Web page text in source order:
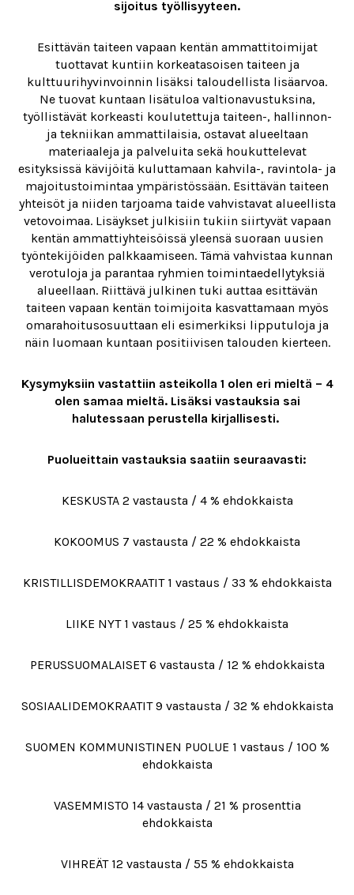
sijoitus työllisyyteen.
Esittävän taiteen vapaan kentän ammattitoimijat
tuottavat kuntiin korkeatasoisen taiteen ja
kulttuurihyvinvoinnin lisäksi taloudellista lisäarvoa.
Ne tuovat kuntaan lisätuloa valtionavustuksina,
työllistävät korkeasti koulutettuja taiteen-, hallinnon-
ja tekniikan ammattilaisia, ostavat alueeltaan
materiaaleja ja palveluita sekä houkuttelevat
esityksissä kävijöitä kuluttamaan kahvila-, ravintola- ja
majoitustoimintaa ympäristössään. Esittävän taiteen
yhteisöt ja niiden tarjoama taide vahvistavat alueellista
vetovoimaa. Lisäykset julkisiin tukiin siirtyvät vapaan
kentän ammattiyhteisöissä yleensä suoraan uusien
työntekijöiden palkkaamiseen. Tämä vahvistaa kunnan
verotuloja ja parantaa ryhmien toimintaedellytyksiä
alueellaan. Riittävä julkinen tuki auttaa esittävän
taiteen vapaan kentän toimijoita kasvattamaan myös
omarahoitusosuuttaan eli esimerkiksi lipputuloja ja
näin luomaan kuntaan positiivisen talouden kierteen.
Kysymyksiin vastattiin asteikolla 1 olen eri mieltä – 4
olen samaa mieltä. Lisäksi vastauksia sai
halutessaan perustella kirjallisesti.
Puolueittain vastauksia saatiin seuraavasti:
KESKUSTA 2 vastausta / 4 % ehdokkaista
KOKOOMUS 7 vastausta / 22 % ehdokkaista
KRISTILLISDEMOKRAATIT 1 vastaus / 33 % ehdokkaista
LIIKE NYT 1 vastaus / 25 % ehdokkaista
PERUSSUOMALAISET 6 vastausta / 12 % ehdokkaista
SOSIAALIDEMOKRAATIT 9 vastausta / 32 % ehdokkaista
SUOMEN KOMMUNISTINEN PUOLUE 1 vastaus / 100 %
ehdokkaista
VASEMMISTO 14 vastausta / 21 % prosenttia
ehdokkaista
VIHREÄT 12 vastausta / 55 % ehdokkaista